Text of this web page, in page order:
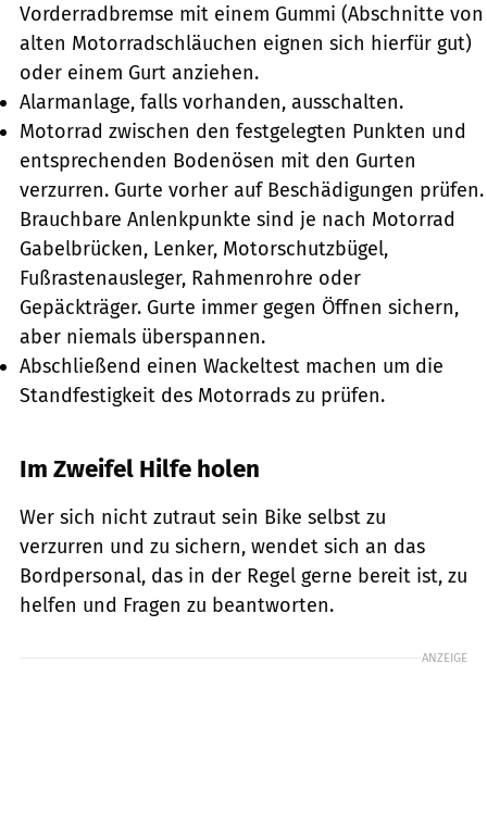
Vorderradbremse mit einem Gummi (Abschnitte von
alten Motorradschläuchen eignen sich hierfür gut)
oder einem Gurt anziehen.
Alarmanlage, falls vorhanden, ausschalten.
Motorrad zwischen den festgelegten Punkten und
entsprechenden Bodenösen mit den Gurten
verzurren. Gurte vorher auf Beschädigungen prüfen.
Brauchbare Anlenkpunkte sind je nach Motorrad
Gabelbrücken, Lenker, Motorschutzbügel,
Fußrastenausleger, Rahmenrohre oder
Gepäckträger. Gurte immer gegen Öffnen sichern,
aber niemals überspannen.
Abschließend einen Wackeltest machen um die
Standfestigkeit des Motorrads zu prüfen.
Im Zweifel Hilfe holen
Wer sich nicht zutraut sein Bike selbst zu
verzurren und zu sichern, wendet sich an das
Bordpersonal, das in der Regel gerne bereit ist, zu
helfen und Fragen zu beantworten.
ANZEIGE